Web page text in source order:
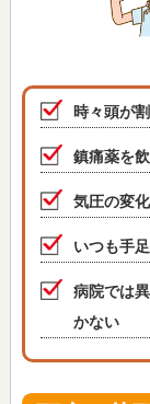
時々頭が
鎮痛薬を
気圧の変
いつも手
病院では
かない